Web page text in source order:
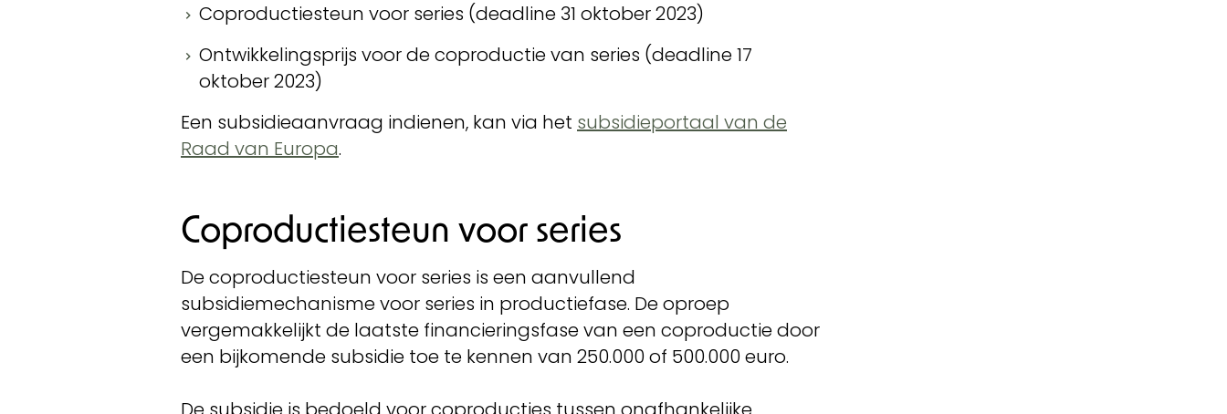
Coproductiesteun voor series (deadline 31 oktober 2023)
Ontwikkelingsprijs voor de coproductie van series (deadline 17
oktober 2023)
Een subsidieaanvraag indienen, kan via het subsidieportaal van de
Raad van Europa.
Coproductiesteun voor series
De coproductiesteun voor series is een aanvullend
subsidiemechanisme voor series in productiefase. De oproep
vergemakkelijkt de laatste financieringsfase van een coproductie door
een bijkomende subsidie toe te kennen van 250.000 of 500.000 euro.